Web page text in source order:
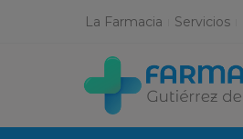
La Farmacia Servicios